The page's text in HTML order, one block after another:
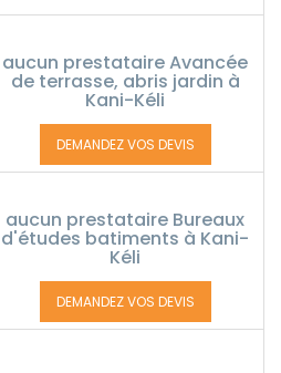
aucun prestataire Avancée
de terrasse, abris jardin à
Kani-Kéli
DEMANDEZ VOS DEVIS
aucun prestataire Bureaux
d'études batiments à Kani-
Kéli
DEMANDEZ VOS DEVIS